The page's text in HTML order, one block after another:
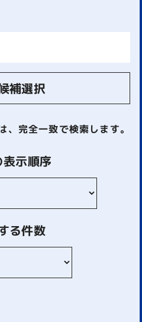
補選択
、完全一致で検索します。
示順序
る件数